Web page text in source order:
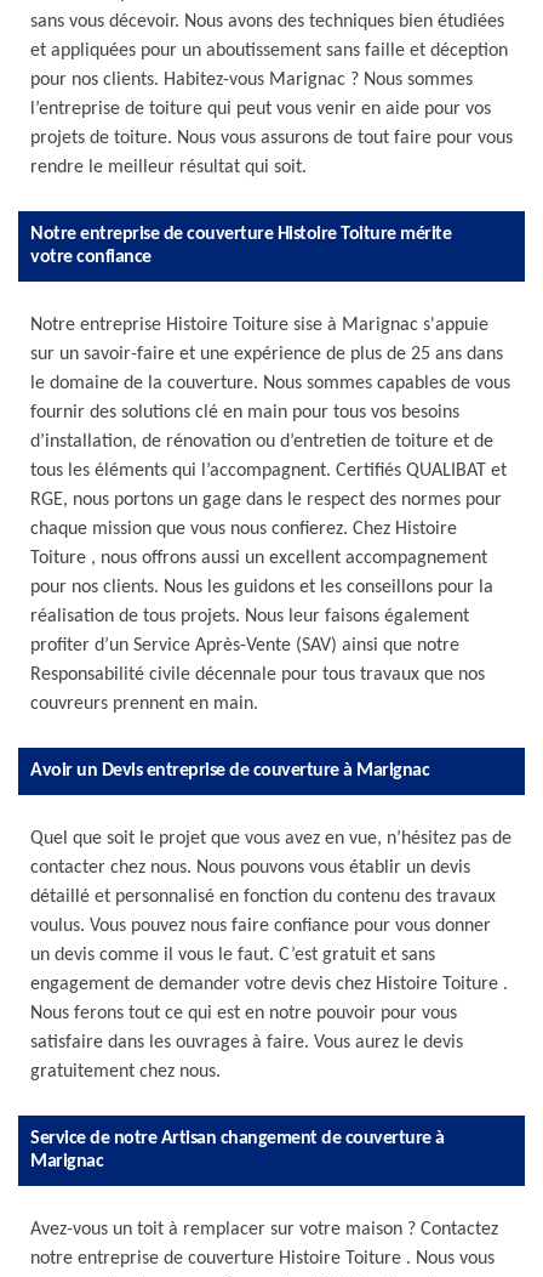
sans vous décevoir. Nous avons des techniques bien étudiées
et appliquées pour un aboutissement sans faille et déception
pour nos clients. Habitez-vous Marignac ? Nous sommes
l’entreprise de toiture qui peut vous venir en aide pour vos
projets de toiture. Nous vous assurons de tout faire pour vous
rendre le meilleur résultat qui soit.
Notre entreprise de couverture Histoire Toiture mérite
votre confiance
Notre entreprise Histoire Toiture sise à Marignac s'appuie
sur un savoir-faire et une expérience de plus de 25 ans dans
le domaine de la couverture. Nous sommes capables de vous
fournir des solutions clé en main pour tous vos besoins
d’installation, de rénovation ou d’entretien de toiture et de
tous les éléments qui l’accompagnent. Certifiés QUALIBAT et
RGE, nous portons un gage dans le respect des normes pour
chaque mission que vous nous confierez. Chez Histoire
Toiture , nous offrons aussi un excellent accompagnement
pour nos clients. Nous les guidons et les conseillons pour la
réalisation de tous projets. Nous leur faisons également
profiter d’un Service Après-Vente (SAV) ainsi que notre
Responsabilité civile décennale pour tous travaux que nos
couvreurs prennent en main.
Avoir un Devis entreprise de couverture à Marignac
Quel que soit le projet que vous avez en vue, n’hésitez pas de
contacter chez nous. Nous pouvons vous établir un devis
détaillé et personnalisé en fonction du contenu des travaux
voulus. Vous pouvez nous faire confiance pour vous donner
un devis comme il vous le faut. C’est gratuit et sans
engagement de demander votre devis chez Histoire Toiture .
Nous ferons tout ce qui est en notre pouvoir pour vous
satisfaire dans les ouvrages à faire. Vous aurez le devis
gratuitement chez nous.
Service de notre Artisan changement de couverture à
Marignac
Avez-vous un toit à remplacer sur votre maison ? Contactez
notre entreprise de couverture Histoire Toiture . Nous vous